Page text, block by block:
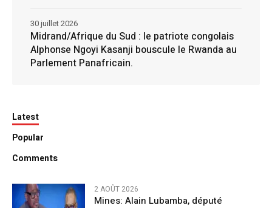
Midrand/Afrique du Sud : le patriote congolais
Alphonse Ngoyi Kasanji bouscule le Rwanda au
Parlement Panafricain.
30 juillet 2026
Latest
Popular
Comments
2 AOÛT 2026
Mines: Alain Lubamba, député